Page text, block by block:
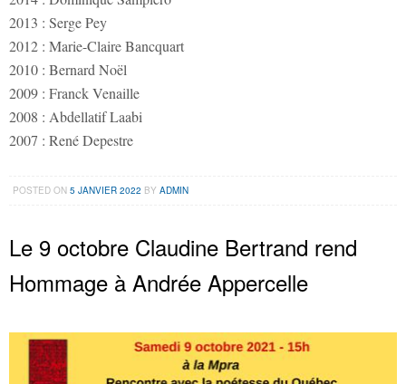
2013 : Serge Pey
2012 : Marie-Claire Bancquart
2010 : Bernard Noël
2009 : Franck Venaille
2008 : Abdellatif Laabi
2007 : René Depestre
POSTED ON5 JANVIER 2022 BYADMIN
Le 9 octobre Claudine Bertrand rend
Hommage à Andrée Appercelle